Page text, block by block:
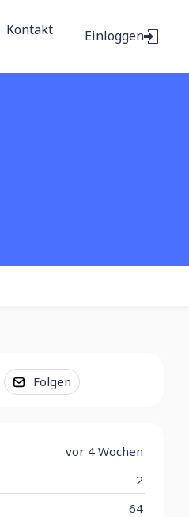
Kontakt Einloggen
Folgen
vor 4 Wochen
2
64